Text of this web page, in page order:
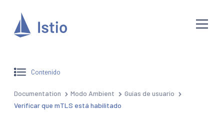
Contenido
Documentation Modo Ambient
Guías de usuario
Verificar que mTLS está habilitado